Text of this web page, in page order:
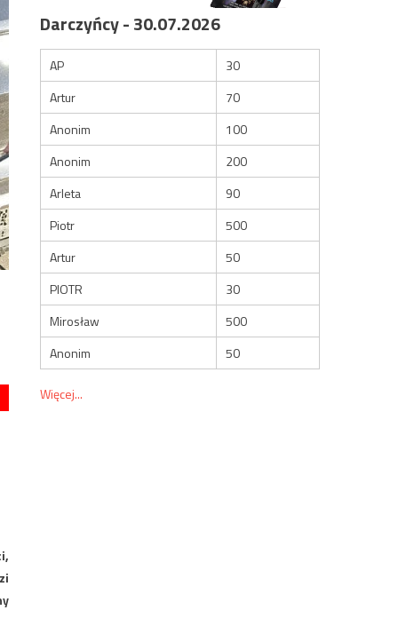
Darczyńcy - 30.07.2026
AP
30
Artur
70
Anonim
100
Anonim
200
Arleta
90
Piotr
500
Artur
50
PIOTR
30
Mirosław
500
Anonim
50
Więcej...